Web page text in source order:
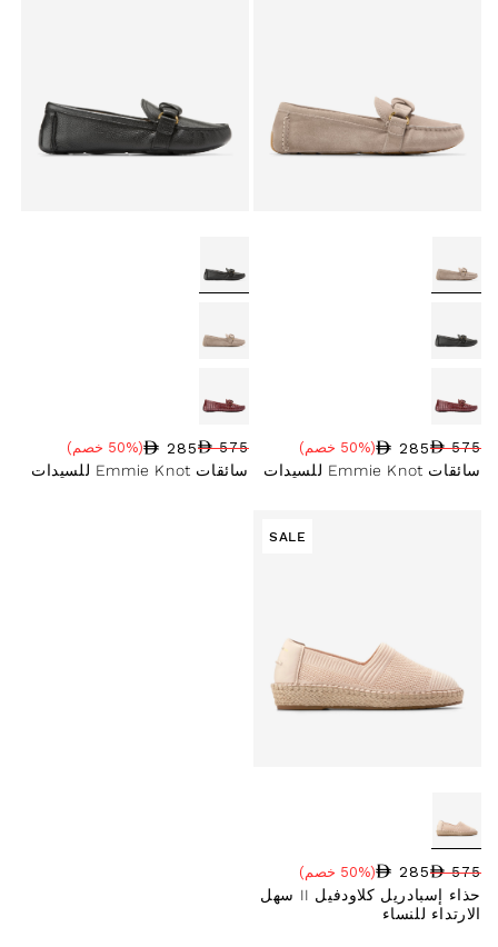
السعر العادي
575
سعر البيع
285
نسبة الخصم
(50% خصم)
سائقات Emmie Knot للسيدات
السعر العادي
575
سعر البيع
285
نسبة الخصم
(50% خصم)
سائقات Emmie Knot للسيدات
SALE
السعر العادي
575
سعر البيع
285
نسبة الخصم
(50% خصم)
حذاء إسبادريل كلاودفيل II سهل
الارتداء للنساء